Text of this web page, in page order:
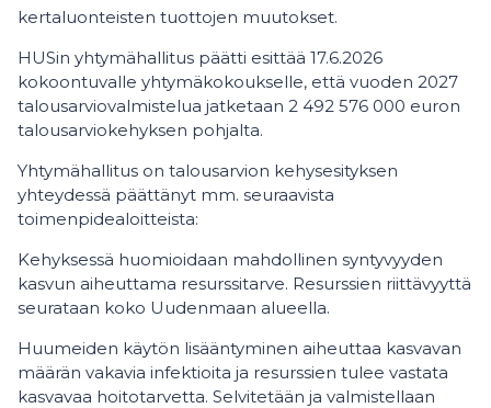
kertaluonteisten tuottojen muutokset.
HUSin yhtymähallitus päätti esittää 17.6.2026
kokoontuvalle yhtymäkokoukselle, että vuoden 2027
talousarviovalmistelua jatketaan 2 492 576 000 euron
talousarviokehyksen pohjalta.
Yhtymähallitus on talousarvion kehysesityksen
yhteydessä päättänyt mm. seuraavista
toimenpidealoitteista:
Kehyksessä huomioidaan mahdollinen syntyvyyden
kasvun aiheuttama resurssitarve. Resurssien riittävyyttä
seurataan koko Uudenmaan alueella.
Huumeiden käytön lisääntyminen aiheuttaa kasvavan
määrän vakavia infektioita ja resurssien tulee vastata
kasvavaa hoitotarvetta. Selvitetään ja valmistellaan